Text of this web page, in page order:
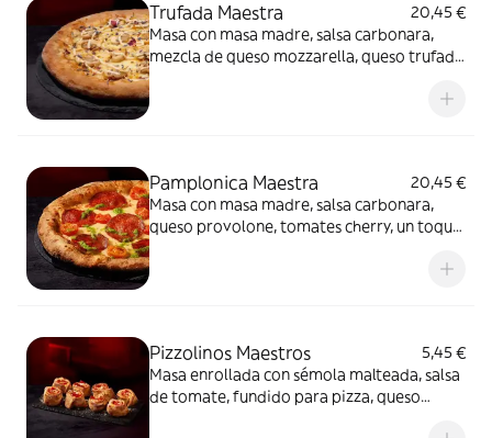
Trufada Maestra
20,45 €
Masa con masa madre, salsa carbonara,
mezcla de queso mozzarella, queso trufado
Pamplonica Maestra
20,45 €
Masa con masa madre, salsa carbonara,
queso provolone, tomates cherry, un toque
Pizzolinos Maestros
5,45 €
Masa enrollada con sémola malteada, salsa
de tomate, fundido para pizza, queso